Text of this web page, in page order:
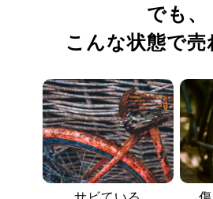
でも、
こんな状態で売